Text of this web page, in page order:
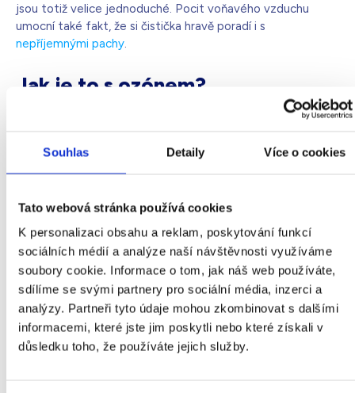
Souhlas Detaily Více o cookies
Tato webová stránka používá cookies
K personalizaci obsahu a reklam, poskytování funkcí
sociálních médií a analýze naší návštěvnosti využíváme
soubory cookie. Informace o tom, jak náš web používáte,
sdílíme se svými partnery pro sociální média, inzerci a
analýzy. Partneři tyto údaje mohou zkombinovat s dalšími
informacemi, které jste jim poskytli nebo které získali v
důsledku toho, že používáte jejich služby.
jsou totiž velice jednoduché. Pocit voňavého vzduchu
umocní také fakt, že si čistička hravě poradí i s
nepříjemnými pachy.
Jak je to s ozónem?
a to jak v okolí země do 50 km od zemského povrchu
(stratosféra), kde chrání Zemi před ultrafialovým slunečním
zářením, tak i v blízkosti zemského povrchu (přízemní ozón),
váhu, jelikož může způsobovat různé neduhy jako jsou
bolesti hlavy nebo podrážděnost oční a dýchací sliznice. V
souvislosti s čističkami vzduchu se ho však opravdu bát
nemusíte.
Napříč internetovými diskuzemi se objevují fámy ohledně
nadprodukce ozónu způsobované ionizátory ovzduší. To
však není pravda. U moderních čističek s ionizátorem je
produkce ozónu naprosto zanedbatelná, což potvrzují i